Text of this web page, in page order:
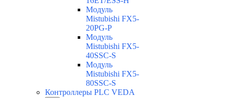
Модуль
Mistubishi FX5-
20PG-P
Модуль
Mistubishi FX5-
40SSC-S
Модуль
Mistubishi FX5-
80SSC-S
Контроллеры PLC VEDA